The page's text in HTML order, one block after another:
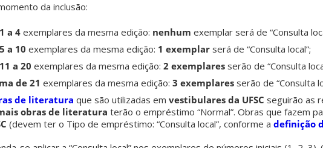
da inclusão:
a 4 exemplares da mesma edição: nenhum exemplar será de “Consulta
a 10 exemplares da mesma edição: 1 exemplar será de “Consulta local”;
a 20 exemplares da mesma edição: 2 exemplares serão de “Consulta
de 21 exemplares da mesma edição: 3 exemplares serão de “Consulta
de literatura que são utilizadas em vestibulares da UFSC seguirão as
obras de literatura terão o empréstimo “Normal”. Obras que fazem
(devem ter o Tipo de empréstimo: “Consulta local”, conforme a definição